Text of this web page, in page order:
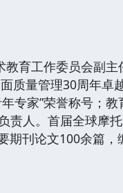
育工作委员会副主
质量管理30周年卓
专家”荣誉称号；教
责人。首届全球摩
期刊论文100余篇，